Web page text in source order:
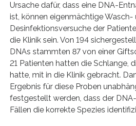
Ursache dafür, dass eine DNA-
ist, können eigenmächtige Wasch-
Desinfektionsversuche der
die Klinik sein. Von 194
DNAs stammten 87 von einer
21 Patienten hatten die Schlange,
hatte, mit in die Klinik gebracht.
Ergebnis für diese Proben
festgestellt werden, dass der
Fällen die korrekte Spezies